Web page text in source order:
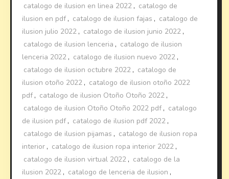
catalogo de ilusion en linea 2022 , catalogo de
ilusion en pdf , catalogo de ilusion fajas , catalogo de
ilusion julio 2022 , catalogo de ilusion junio 2022 ,
catalogo de ilusion lenceria , catalogo de ilusion
lenceria 2022 , catalogo de ilusion nuevo 2022 ,
catalogo de ilusion octubre 2022 , catalogo de
ilusion otoño 2022 , catalogo de ilusion otoño 2022
pdf , catalogo de ilusion Otoño Otoño 2022 ,
catalogo de ilusion Otoño Otoño 2022 pdf , catalogo
de ilusion pdf , catalogo de ilusion pdf 2022 ,
catalogo de ilusion pijamas , catalogo de ilusion ropa
interior , catalogo de ilusion ropa interior 2022 ,
catalogo de ilusion virtual 2022 , catalogo de la
ilusion 2022 , catalogo de lenceria de ilusion ,